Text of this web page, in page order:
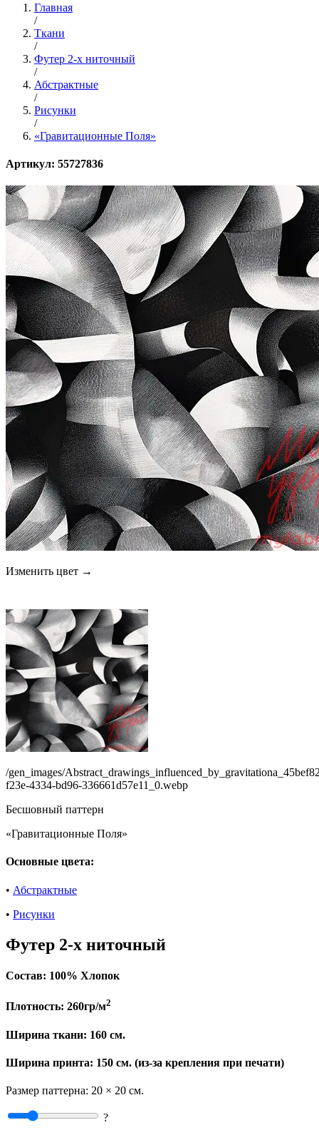
Главная
/
Ткани
/
Футер 2-х ниточный
/
Абстрактные
/
Рисунки
/
«Гравитационные Поля»
Артикул: 55727836
Изменить цвет →
/gen_images/
f23e-4334-bd96-336661d57e11_0.webp
Бесшовный паттерн
«Гравитационные Поля»
Основные цвета:
• Абстрактные
• Рисунки
Футер 2-х ниточный
Состав: 100% Хлопок
Плотность: 260гр/м2
Ширина ткани: 160 см.
Ширина принта: 150 см. (из-за крепления при печати)
Размер паттерна: 20 × 20 см.
?